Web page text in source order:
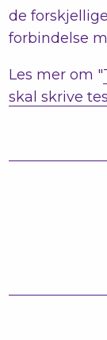
de
forbindelse
Les mer om "
skal skrive